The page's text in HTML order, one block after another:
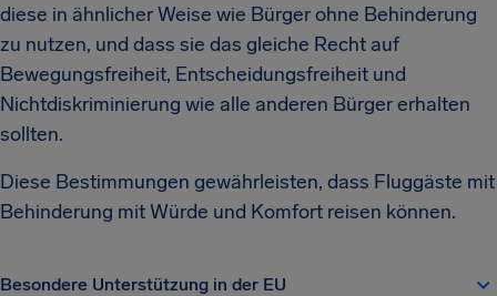
diese in ähnlicher Weise wie Bürger ohne Behinderung
zu nutzen, und dass sie das gleiche Recht auf
Bewegungsfreiheit, Entscheidungsfreiheit und
Nichtdiskriminierung wie alle anderen Bürger erhalten
sollten.
Diese Bestimmungen gewährleisten, dass Fluggäste mit
Behinderung mit Würde und Komfort reisen können.
Besondere Unterstützung in der EU